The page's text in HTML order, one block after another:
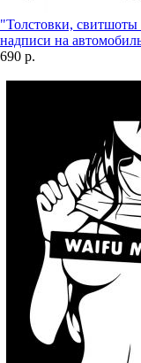
"Толстовки,
надписи на
690 р.